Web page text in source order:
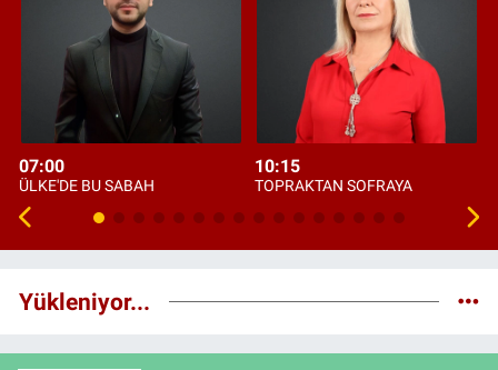
07:00
ÜLKE'DE BU SABAH
10:15
TOPRAKTAN SOFRAYA
Yükleniyor...